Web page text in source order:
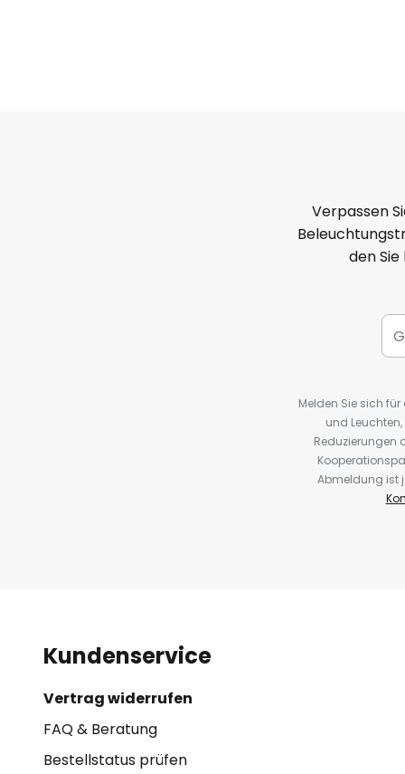
Verpassen
den
Melden Sie sich
und
Reduzierungen
Abmeldung ist
Kundenservice
Vertrag widerrufen
FAQ & Beratung
Bestellstatus prüfen